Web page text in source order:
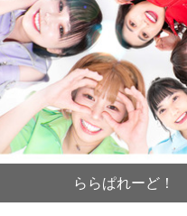
ららぱれーど！